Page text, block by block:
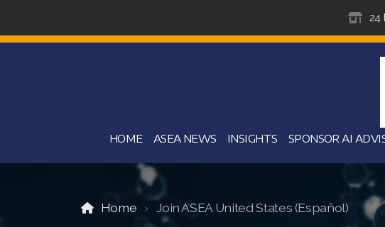
24
HOME ASEA NEWS INSIGHTS SPONSOR AI
Home Join ASEA United States (Español)